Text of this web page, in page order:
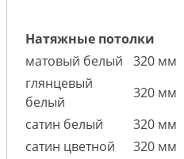
Натяжные потолки
матовый белый
320 мм
глянцевый
белый
320 мм
сатин белый
320 мм
сатин цветной
320 мм